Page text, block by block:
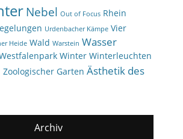
Nebel Out of Focus Rhein
Urdenbacher Kämpe Vier
Heide Wald Warstein Wasser
Winter Winterleuchten
Zoologischer Garten Ästhetik des
Archiv